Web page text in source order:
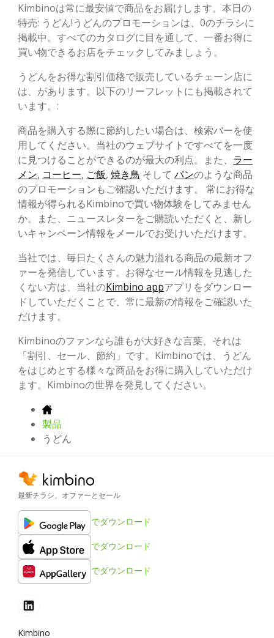
Kimbinoは常に最安値で商品をお届けします。本日の
特売: うどん!うどんのプロモーションは、0のチラシに
掲載中。すべてのカタログに目を通して、一番お得に
買い物できるお店をチェックしてみましょう。
うどんをお得な割引価格で販売しているチェーン店に
は、があります。以下のリーフレットにも掲載されて
います。:
商品を購入する際に節約したい場合は、検索バーを使
用してください。当社のウェブサイトですべてを一度
に見つけることができるのが最大の利点。また、 ラー
メン, コーヒー, ご飯, 焼き鳥 そして パンのような商品
のプロモーションもご確認いただけます。 常にお得な
情報が得られるKimbinoで買い物体験をしてみません
か。また、ニュースレターをご購読いただくと、新し
いキャンペーン情報をメールでお受けいただけます。
当社では、毎日たくさんの魅力溢れる商品の最新オフ
ァーを発信しています。お得なセール情報を見逃した
くない方は、当社のKimbino appアプリをダウンロー
ドしていただくことで、常に最新の情報をご確認いた
だけます。
Kimbinoのファンなら誰もが大好きな言葉、それは
「割引、セール、節約」です。Kimbinoでは、うどん
をはじめとする様々な商品をお得に購入していただけ
ます。Kimbinoの世界を発見してください。
製品
うどん
最新チラシ、オファーとセール
でダウンロード
でダウンロード
でダウンロード
Kimbino